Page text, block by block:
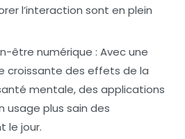
l’interaction sont en plein
être numérique : Avec une
croissante des effets de la
mentale, des applications
usage plus sain des
le jour.